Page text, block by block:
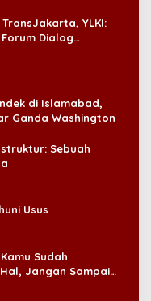
YLKI:
Dialog
di Islamabad,
Ganda Washington
Sebuah
Usus
Sudah
Jangan Sampai